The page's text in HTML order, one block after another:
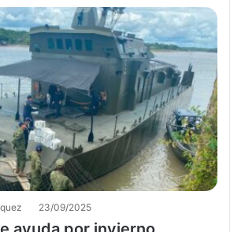
23/09/2025